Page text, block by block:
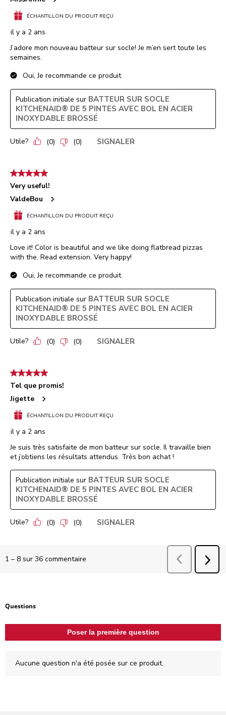
ÉCHANTILLON DU PRODUIT REÇU
il y a 2 ans
J’adore mon nouveau batteur sur socle! Je m’en sert toute les
semaines.
Oui, Je recommande ce produit.
Publication initiale sur BATTEUR SUR SOCLE
KITCHENAID® DE 5 PINTES AVEC BOL EN ACIER
INOXYDABLE BROSSÉ
Utile? (0) (0) SIGNALER
5 étoile(s) sur 5.
Very useful!
ValdeBou
ÉCHANTILLON DU PRODUIT REÇU
il y a 2 ans
Love it! Color is beautiful and we like doing flatbread pizzas
with the. Read extension. Very happy!
Oui, Je recommande ce produit.
Publication initiale sur BATTEUR SUR SOCLE
KITCHENAID® DE 5 PINTES AVEC BOL EN ACIER
INOXYDABLE BROSSÉ
Utile? (0) (0) SIGNALER
5 étoile(s) sur 5.
Tel que promis!
Jigette
ÉCHANTILLON DU PRODUIT REÇU
il y a 2 ans
Je suis très satisfaite de mon batteur sur socle. Il travaille bien
et j’obtiens les résultats attendus. Très bon achat !
Publication initiale sur BATTEUR SUR SOCLE
KITCHENAID® DE 5 PINTES AVEC BOL EN ACIER
INOXYDABLE BROSSÉ
Utile? (0) (0) SIGNALER
1 – 8 sur 36 commentaire Précédent
Aucune question n'a été posée sur ce produit.
Questions
Poser la première question
Aucune question n'a été posée sur ce produit.